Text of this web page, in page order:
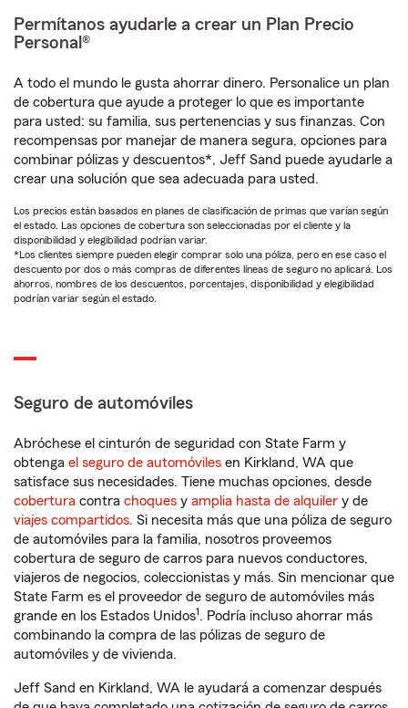
Permítanos ayudarle a crear un Plan Precio
Personal®
A todo el mundo le gusta ahorrar dinero. Personalice un plan
de cobertura que ayude a proteger lo que es importante
para usted: su familia, sus pertenencias y sus finanzas. Con
recompensas por manejar de manera segura, opciones para
combinar pólizas y descuentos*, Jeff Sand puede ayudarle a
crear una solución que sea adecuada para usted.
Los precios están basados en planes de clasificación de primas que varían según
el estado. Las opciones de cobertura son seleccionadas por el cliente y la
disponibilidad y elegibilidad podrían variar.
*Los clientes siempre pueden elegir comprar solo una póliza, pero en ese caso el
descuento por dos o más compras de diferentes líneas de seguro no aplicará. Los
ahorros, nombres de los descuentos, porcentajes, disponibilidad y elegibilidad
podrían variar según el estado.
Seguro de automóviles
Abróchese el cinturón de seguridad con State Farm y
obtenga el seguro de automóviles en Kirkland, WA que
satisface sus necesidades. Tiene muchas opciones, desde
cobertura contra choques y amplia hasta de alquiler y de
viajes compartidos. Si necesita más que una póliza de seguro
de automóviles para la familia, nosotros proveemos
cobertura de seguro de carros para nuevos conductores,
viajeros de negocios, coleccionistas y más. Sin mencionar que
State Farm es el proveedor de seguro de automóviles más
grande en los Estados Unidos1 . Podría incluso ahorrar más
combinando la compra de las pólizas de seguro de
automóviles y de vivienda.
Jeff Sand en Kirkland, WA le ayudará a comenzar después